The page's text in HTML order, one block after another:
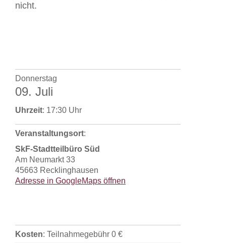
nicht.
Donnerstag
09. Juli
Uhrzeit: 17:30 Uhr
Veranstaltungsort:
SkF-Stadtteilbüro Süd
Am Neumarkt 33
45663 Recklinghausen
Adresse in GoogleMaps öffnen
Kosten: Teilnahmegebühr 0 €